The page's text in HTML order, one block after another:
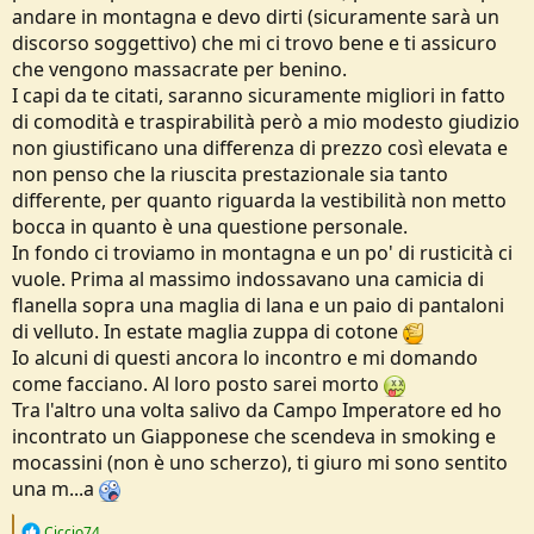
Sarebbe bello se fosse come dici, ma purtroppo pare lo facciano di
proposito, è molto più complicato!
E lo stesso potrei dirti di prodotti quasi a pari prezzo! Io uso molto
le polo sintetiche, anche con prodotti della stessa fascia (diciamo tra
i 20 e 30 euro, quindi non "top") a parità di materiale ho trovato
differenze impressionanti! E non solo come comfort a pelle, mi è
anche capitato che una polo di marca X e composizione X presa
l'anno scorso fosse comoda e riuscitissima, la stessa marca X e
composizione X presa quest'anno è un disastro... Più rigido il
materiale, ma soprattutto ha il difetto peggiore che può dare il
sintetico... puzza
!
andare in montagna e devo dirti (sicuramente sarà un
discorso soggettivo) che mi ci trovo bene e ti assicuro
che vengono massacrate per benino.
I capi da te citati, saranno sicuramente migliori in fatto
di comodità e traspirabilità però a mio modesto giudizio
non giustificano una differenza di prezzo così elevata e
non penso che la riuscita prestazionale sia tanto
differente, per quanto riguarda la vestibilità non metto
bocca in quanto è una questione personale.
In fondo ci troviamo in montagna e un po' di rusticità ci
vuole. Prima al massimo indossavano una camicia di
flanella sopra una maglia di lana e un paio di pantaloni
di velluto. In estate maglia zuppa di cotone
Io alcuni di questi ancora lo incontro e mi domando
come facciano. Al loro posto sarei morto
Tra l'altro una volta salivo da Campo Imperatore ed ho
incontrato un Giapponese che scendeva in smoking e
mocassini (non è uno scherzo), ti giuro mi sono sentito
una m...a
R